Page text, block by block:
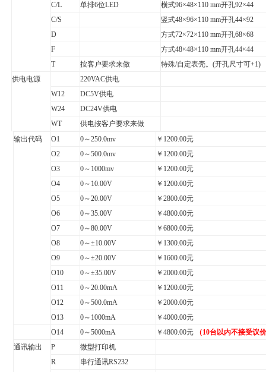
C/L
单排6位LED 横式96×48×110 mm开孔92×44
C/S
竖式48×96×110 mm开孔44×92
D
方式72×72×110 mm开孔68×68
F
方式48×48×110 mm开孔44×44
T
按客户要求来做 特殊/自定表壳。 (开孔尺寸可+1)
供电电源
220VAC供电
W12
DC5V供电
W24
DC24V供电
WT
供电按客户要求来做
输出代码
O1 0～250.0mv ￥ 1200.00元
O2 0～500.0mv ￥ 1200.00元
O3 0～ 1000mv ￥ 1200.00元
O4 0～ 10.00V ￥ 1200.00元
O5 0～20.00V ￥2800.00元
O6
0～35.00V ￥4800.00元
O7
0～80.00V ￥6800.00元
O8
0～±10.00V ￥ 1300.00元
O9
0～±20.00V ￥ 1600.00元
O10
0～±35.00V ￥2000.00元
O11
0～20.00mA ￥ 1200.00元
O12
0～500.0mA ￥2000.00元
O13
0～ 1000mA ￥4000.00元
O14
0～5000mA ￥4800.00元 （10台以内不接受议
通讯输出
P
微型打印机
R
串行通讯RS232